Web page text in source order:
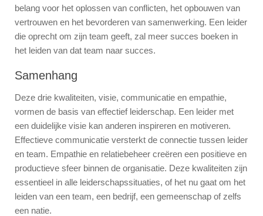
belang voor het oplossen van conflicten, het opbouwen van
vertrouwen en het bevorderen van samenwerking. Een leider
die oprecht om zijn team geeft, zal meer succes boeken in
het leiden van dat team naar succes.
Samenhang
Deze drie kwaliteiten, visie, communicatie en empathie,
vormen de basis van effectief leiderschap. Een leider met
een duidelijke visie kan anderen inspireren en motiveren.
Effectieve communicatie versterkt de connectie tussen leider
en team. Empathie en relatiebeheer creëren een positieve en
productieve sfeer binnen de organisatie. Deze kwaliteiten zijn
essentieel in alle leiderschapssituaties, of het nu gaat om het
leiden van een team, een bedrijf, een gemeenschap of zelfs
een natie.